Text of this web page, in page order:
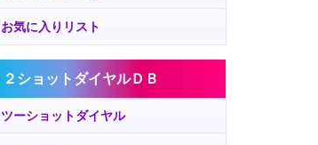
お気に入りリスト
２ショットダイヤルＤＢ
ツーショットダイヤル